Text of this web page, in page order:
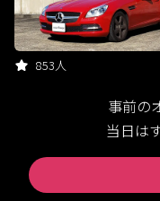
853人
事前の
当日は